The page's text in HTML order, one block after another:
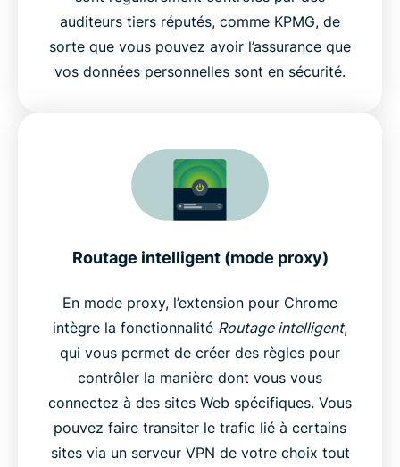
auditeurs tiers réputés, comme KPMG, de
sorte que vous pouvez avoir l’assurance que
vos données personnelles sont en sécurité.
Routage intelligent (mode proxy)
En mode proxy, l’extension pour Chrome
intègre la fonctionnalité Routage intelligent,
qui vous permet de créer des règles pour
contrôler la manière dont vous vous
connectez à des sites Web spécifiques. Vous
pouvez faire transiter le trafic lié à certains
sites via un serveur VPN de votre choix tout